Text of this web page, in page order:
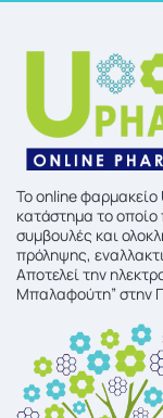
To online φαρμακείο
κατάστημα το οποίο
συμβουλές και
πρόληψης,
Αποτελεί την
Μπαλαφούτη” στην